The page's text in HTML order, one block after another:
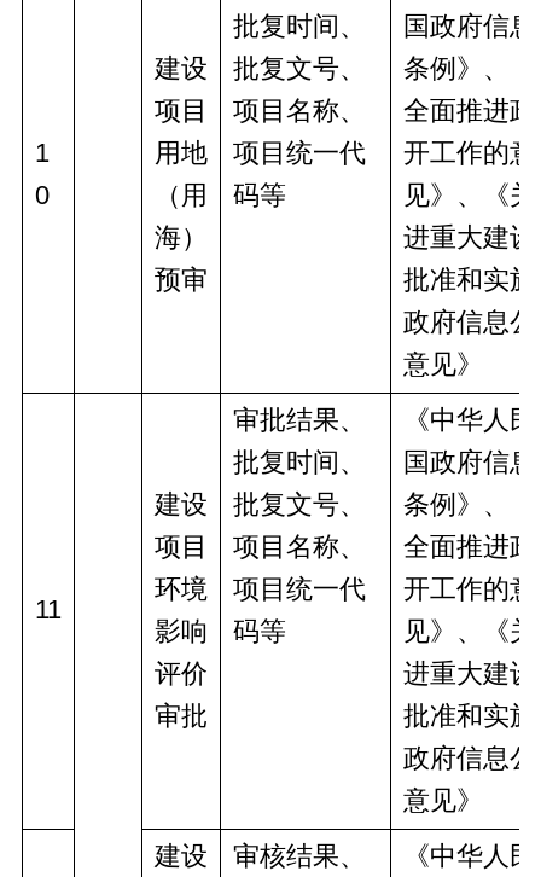
1
0
建设
项目
用地
（用
海）
预审
批复时间、
批复文号、
项目名称、
项目统一代
码等
国政府信
条例》、
全面推进
开工作的意
见》、《
进重大建
批准和实
政府信息
意见》
11
建设
项目
环境
影响
评价
审批
审批结果、
批复时间、
批复文号、
项目名称、
项目统一代
码等
《中华人
国政府信
条例》、
全面推进
开工作的意
见》、《
进重大建
批准和实
政府信息
意见》
建设
审核结果、
《中华人